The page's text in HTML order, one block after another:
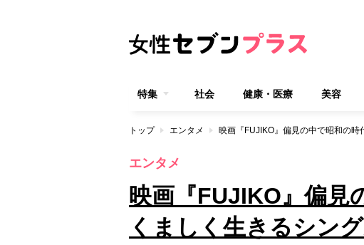
特集 社会 健康・医療 美容
トップ エンタメ
エンタメ
映画『FUJIKO』偏見
くましく生きるシン